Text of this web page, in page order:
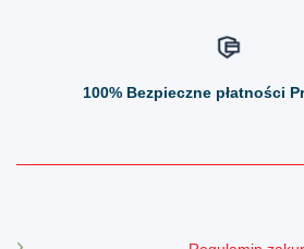
100% Bezpieczne płatności